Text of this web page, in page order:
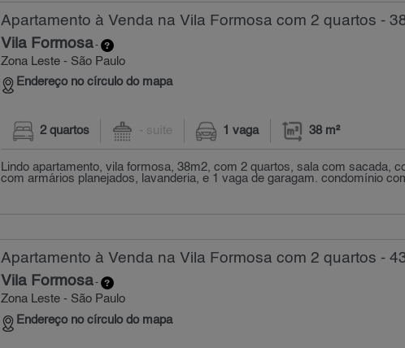
Apartamento à Venda na Vila Formosa com 2 quartos -
Vila Formosa-
Zona Leste - São Paulo
Endereço no círculo do mapa
2 quartos - suíte 1 vaga 38 m²
Lindo apartamento, vila formosa, 38m2, com 2 quartos, sala com sacada,
com armários planejados, lavanderia, e 1 vaga de garagam. condomínio
Apartamento à Venda na Vila Formosa com 2 quartos -
Vila Formosa-
Zona Leste - São Paulo
Endereço no círculo do mapa